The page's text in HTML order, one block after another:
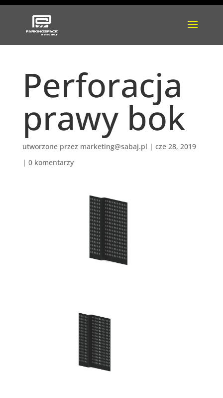
Perforacja
prawy bok
utworzone przez marketing@sabaj.pl | cze 28, 2019
| 0 komentarzy